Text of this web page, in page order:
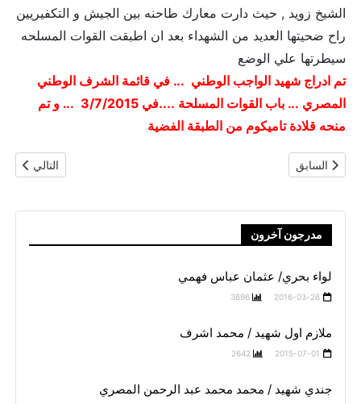
الشيخ زويد , حيث دارت معارك طاحنه بين الجيش و التكفيريين
راح ضحيتها العديد من الشهداء بعد ان اطبقت القوات المسلحه
سيطرتها علي الوضع
تم ادراج شهيد الواجب الوطني ... في قائمة الشرف الوطني
المصري ... باب القوات المسلحة ....في 3/7/2015 ... و تم
منحه قلادة تاميكوم من الطبقة الفضية
المقال السابق: جندي شهيد / سامح ضياء الدين إبراهيم مصطفي
السابق المقال
التالي
مدرجون آخرون
لواء بحري/ عثمان عباس فهمي
2016-03-26
3696
ملازم اول شهيد / محمد اشرف
2015-07-01
2642
جندي شهيد / محمد محمد عبد الرحمن المصري